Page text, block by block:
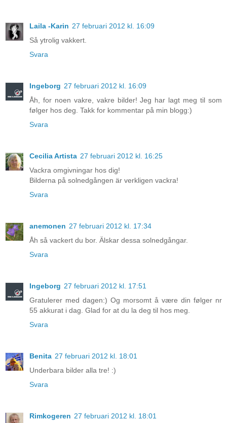
Laila -Karin 27 februari 2012 kl. 16:09
Så ytrolig vakkert.
Svara
Ingeborg 27 februari 2012 kl. 16:09
Åh, for noen vakre, vakre bilder! Jeg har lagt meg til som
følger hos deg. Takk for kommentar på min blogg:)
Svara
Cecilia Artista 27 februari 2012 kl. 16:25
Vackra omgivningar hos dig!
Bilderna på solnedgången är verkligen vackra!
Svara
anemonen 27 februari 2012 kl. 17:34
Åh så vackert du bor. Älskar dessa solnedgångar.
Svara
Ingeborg 27 februari 2012 kl. 17:51
Gratulerer med dagen:) Og morsomt å være din følger nr
55 akkurat i dag. Glad for at du la deg til hos meg.
Svara
Benita 27 februari 2012 kl. 18:01
Underbara bilder alla tre! :)
Svara
Rimkogeren 27 februari 2012 kl. 18:01